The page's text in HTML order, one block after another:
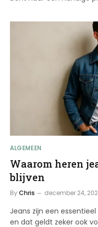
ALGEMEEN
Waarom heren
blijven
ByChris december 24,
Jeans zijn een
en dat geldt zeker ook